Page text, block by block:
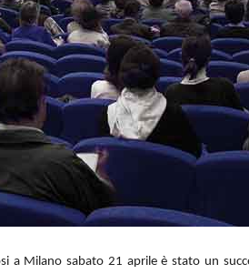
a Milano sabato 21 aprile è stato un